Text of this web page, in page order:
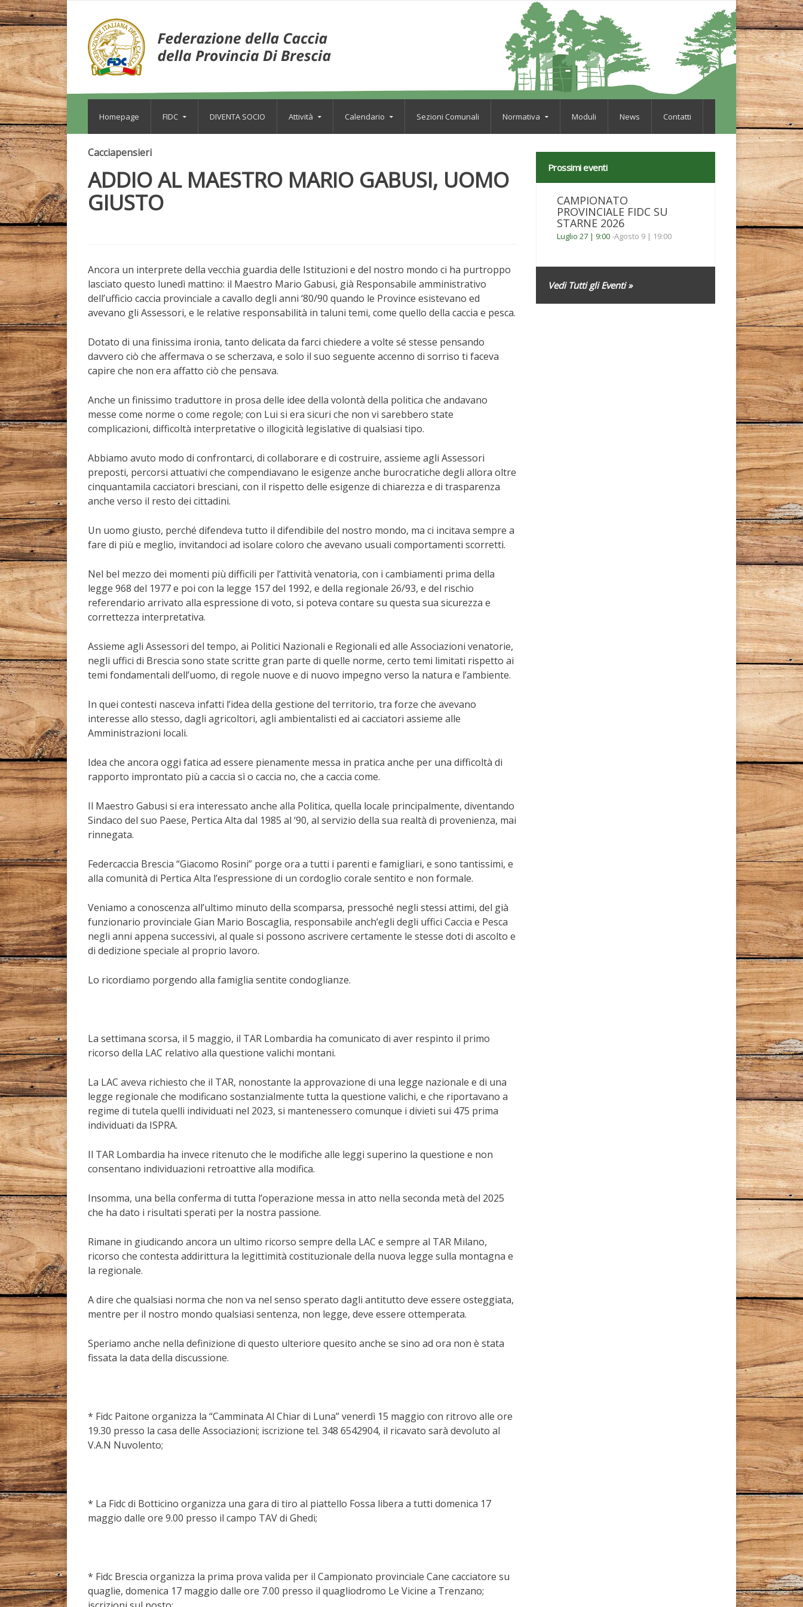
Homepage FIDC DIVENTA SOCIO Attività Calendario Sezioni Comunali Normativa Moduli News Contatti
Cacciapensieri
ADDIO AL MAESTRO MARIO GABUSI, UOMO
GIUSTO
Ancora un interprete della vecchia guardia delle Istituzioni e del nostro mondo ci ha purtroppo
lasciato questo lunedì mattino: il Maestro Mario Gabusi, già Responsabile amministrativo
dell’ufficio caccia provinciale a cavallo degli anni ‘80/90 quando le Province esistevano ed
avevano gli Assessori, e le relative responsabilità in taluni temi, come quello della caccia e pesca.
Dotato di una finissima ironia, tanto delicata da farci chiedere a volte sé stesse pensando
davvero ciò che affermava o se scherzava, e solo il suo seguente accenno di sorriso ti faceva
capire che non era affatto ciò che pensava.
Anche un finissimo traduttore in prosa delle idee della volontà della politica che andavano
messe come norme o come regole; con Lui si era sicuri che non vi sarebbero state
complicazioni, difficoltà interpretative o illogicità legislative di qualsiasi tipo.
Abbiamo avuto modo di confrontarci, di collaborare e di costruire, assieme agli Assessori
preposti, percorsi attuativi che compendiavano le esigenze anche burocratiche degli allora oltre
cinquantamila cacciatori bresciani, con il rispetto delle esigenze di chiarezza e di trasparenza
anche verso il resto dei cittadini.
Un uomo giusto, perché difendeva tutto il difendibile del nostro mondo, ma ci incitava sempre a
fare di più e meglio, invitandoci ad isolare coloro che avevano usuali comportamenti scorretti.
Nel bel mezzo dei momenti più difficili per l’attività venatoria, con i cambiamenti prima della
legge 968 del 1977 e poi con la legge 157 del 1992, e della regionale 26/93, e del rischio
referendario arrivato alla espressione di voto, si poteva contare su questa sua sicurezza e
correttezza interpretativa.
Assieme agli Assessori del tempo, ai Politici Nazionali e Regionali ed alle Associazioni venatorie,
negli uffici di Brescia sono state scritte gran parte di quelle norme, certo temi limitati rispetto ai
temi fondamentali dell’uomo, di regole nuove e di nuovo impegno verso la natura e l’ambiente.
In quei contesti nasceva infatti l’idea della gestione del territorio, tra forze che avevano
interesse allo stesso, dagli agricoltori, agli ambientalisti ed ai cacciatori assieme alle
Amministrazioni locali.
Idea che ancora oggi fatica ad essere pienamente messa in pratica anche per una difficoltà di
rapporto improntato più a caccia sì o caccia no, che a caccia come.
Il Maestro Gabusi si era interessato anche alla Politica, quella locale principalmente, diventando
Sindaco del suo Paese, Pertica Alta dal 1985 al ‘90, al servizio della sua realtà di provenienza, mai
rinnegata.
Federcaccia Brescia “Giacomo Rosini” porge ora a tutti i parenti e famigliari, e sono tantissimi, e
alla comunità di Pertica Alta l’espressione di un cordoglio corale sentito e non formale.
Veniamo a conoscenza all’ultimo minuto della scomparsa, pressoché negli stessi attimi, del già
funzionario provinciale Gian Mario Boscaglia, responsabile anch’egli degli uffici Caccia e Pesca
negli anni appena successivi, al quale si possono ascrivere certamente le stesse doti di ascolto e
di dedizione speciale al proprio lavoro.
Lo ricordiamo porgendo alla famiglia sentite condoglianze.
La settimana scorsa, il 5 maggio, il TAR Lombardia ha comunicato di aver respinto il primo
ricorso della LAC relativo alla questione valichi montani.
La LAC aveva richiesto che il TAR, nonostante la approvazione di una legge nazionale e di una
legge regionale che modificano sostanzialmente tutta la questione valichi, e che riportavano a
regime di tutela quelli individuati nel 2023, si mantenessero comunque i divieti sui 475 prima
individuati da ISPRA.
Il TAR Lombardia ha invece ritenuto che le modifiche alle leggi superino la questione e non
consentano individuazioni retroattive alla modifica.
Insomma, una bella conferma di tutta l’operazione messa in atto nella seconda metà del 2025
che ha dato i risultati sperati per la nostra passione.
Rimane in giudicando ancora un ultimo ricorso sempre della LAC e sempre al TAR Milano,
ricorso che contesta addirittura la legittimità costituzionale della nuova legge sulla montagna e
la regionale.
A dire che qualsiasi norma che non va nel senso sperato dagli antitutto deve essere osteggiata,
mentre per il nostro mondo qualsiasi sentenza, non legge, deve essere ottemperata.
Speriamo anche nella definizione di questo ulteriore quesito anche se sino ad ora non è stata
fissata la data della discussione.
* Fidc Paitone organizza la “Camminata Al Chiar di Luna” venerdì 15 maggio con ritrovo alle ore
19.30 presso la casa delle Associazioni; iscrizione tel. 348 6542904, il ricavato sarà devoluto al
V.A.N Nuvolento;
* La Fidc di Botticino organizza una gara di tiro al piattello Fossa libera a tutti domenica 17
maggio dalle ore 9.00 presso il campo TAV di Ghedi;
* Fidc Brescia organizza la prima prova valida per il Campionato provinciale Cane cacciatore su
quaglie, domenica 17 maggio dalle ore 7.00 presso il quagliodromo Le Vicine a Trenzano;
Prossimi eventi
CAMPIONATO
PROVINCIALE FIDC SU
STARNE 2026
Luglio 27 | 9:00-Agosto 9 | 19:00
Vedi Tutti gli Eventi »